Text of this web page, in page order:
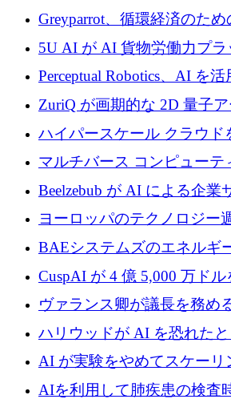
会社です」とフランス人の
者は言う
Greyparrot、循環経済のた
テリジェンスを拡張するた
2,700 万ドルを確保
5U AI が AI 貨物労働力プ
に 320 万ドルのプレシード
Perceptual Robotics、AI を
規模拡大に向けて 400 万ポ
ZuriQ が画期的な 2D 量子
張するために 2,550 万ドル
ハイパースケール クラウド
ン コンピューティングに対
ビジョン
マルチバース コンピューテ
ンドで最大 5 億 7,000 万ド
Beelzebub が AI による企業
のために 300 万ユーロを調
ヨーロッパのテクノロジー
上の取引に 10 億ユーロ以
BAEシステムズのエネルギ
子力タービンが1500万ポン
テルスから浮上
CuspAI が 4 億 5,000 万ドル
Resist.UA が 5,000 万ユー
げ、DSIT が廃止される
ヴァランス卿が議長を務め
スクフォースが発足
ハリウッドが AI を恐れたと
代わりにプリプロダクショ
AI が実験をやめてスケーリ
AIを利用して肺疾患の検査